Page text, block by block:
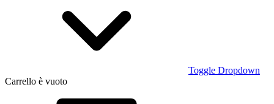
Toggle Dropdown
Carrello è vuoto